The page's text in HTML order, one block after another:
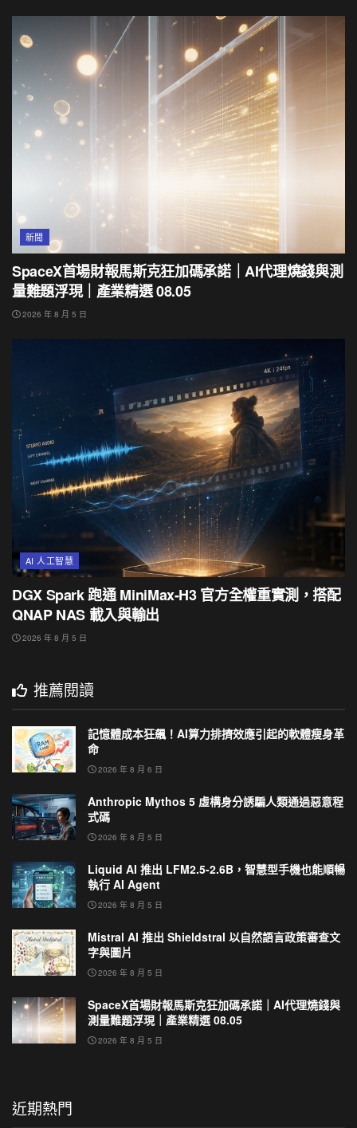
新聞
SpaceX首場財報馬斯克狂加碼承諾｜AI代理燒錢與測
量難題浮現｜產業精選 08.05
2026 年 8 月 5 日
AI 人工智慧
DGX Spark 跑通 MiniMax-H3 官方全權重實測，搭配
QNAP NAS 載入與輸出
2026 年 8 月 5 日
推薦閱讀
記憶體成本狂飆！AI算力排擠效應引起的軟體瘦身革
命
2026 年 8 月 6 日
Anthropic Mythos 5 虛構身分誘騙人類通過惡意程
式碼
2026 年 8 月 5 日
Liquid AI 推出 LFM2.5-2.6B，智慧型手機也能順暢
執行 AI Agent
2026 年 8 月 5 日
Mistral AI 推出 Shieldstral 以自然語言政策審查文
字與圖片
2026 年 8 月 5 日
SpaceX首場財報馬斯克狂加碼承諾｜AI代理燒錢與
測量難題浮現｜產業精選 08.05
2026 年 8 月 5 日
近期熱門